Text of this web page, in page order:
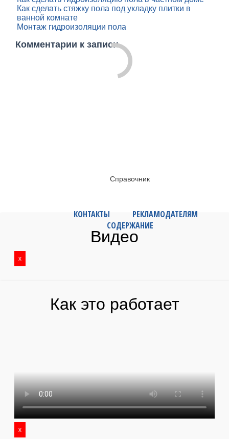
Как сделать стяжку пола под укладку плитки в
ванной комнате
Монтаж гидроизоляции пола
Комментарии к записи
Справочник
КОНТАКТЫ
РЕКЛАМОДАТЕЛЯМ
СОДЕРЖАНИЕ
Видео
x
Как это работает
x